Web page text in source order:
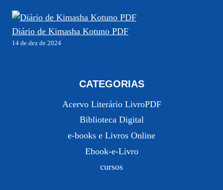
Diário de Kimasha Kotuno PDF
14 de dez de 2024
CATEGORIAS
Acervo Literário LivroPDF
Biblioteca Digital
e-books e Livros Online
Ebook-e-Livro
cursos